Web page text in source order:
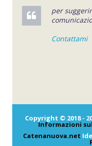
per
Contattami
Copyright © 2018 -
Informazioni
Catenanuova.net